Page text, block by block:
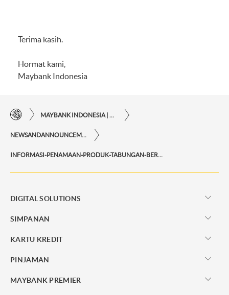
Terima kasih.
Hormat kami,
Maybank Indonesia
DIGITAL SOLUTIONS
SIMPANAN
KARTU KREDIT
PINJAMAN
MAYBANK PREMIER